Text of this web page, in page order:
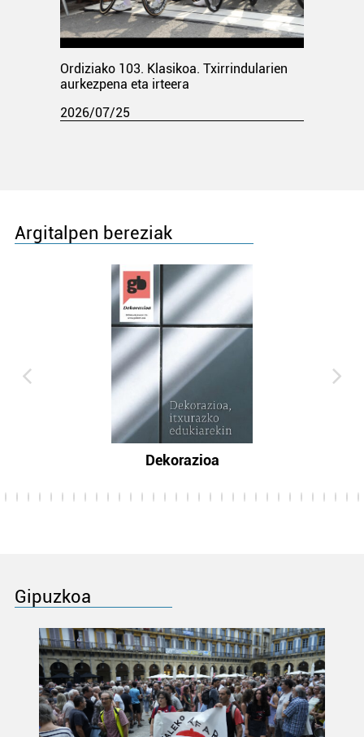
Ordiziako 103. Klasikoa. Txirrindularien
aurkezpena eta irteera
2026/07/25
Argitalpen bereziak
Dekorazioa
Gipuzkoa